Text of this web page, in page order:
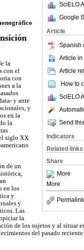
SciELO
Google
Article
Spanish
Article in
Article
How to
SciELO
Send
Indicators
Related links
Share
More
More
Permalink
la
con el
con
a la
y ante
y
en la
la
siglo XX
de un
en los
y
y
Las
la
de los sujetos y al situar
del pasado